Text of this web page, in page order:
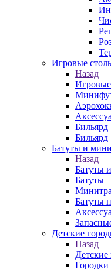
Игровые
Назад
Бильяpд
Бильяpд
Батуты и
Назад
Батуты
Батуты
Батуты
Детские
Назад
Детские